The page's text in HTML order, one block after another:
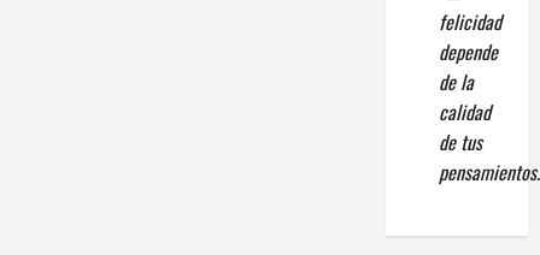
felicidad
depende
de la
calidad
de tus